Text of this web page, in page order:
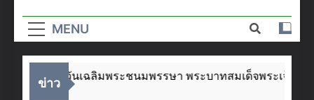
อาชีวศึกษา
นครสวรรค์
MENU
ข่าว
งในโอกาสวันเฉลิมพระชนมพรรษา พระบาทสมเด็จพระเจ้าอยู่